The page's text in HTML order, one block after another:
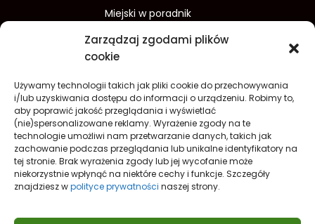
Zarządzaj zgodami plików
cookie
Używamy technologii takich jak pliki cookie do przechowywania
i/lub uzyskiwania dostępu do informacji o urządzeniu. Robimy to,
aby poprawić jakość przeglądania i wyświetlać
(nie)spersonalizowane reklamy. Wyrażenie zgody na te
technologie umożliwi nam przetwarzanie danych, takich jak
zachowanie podczas przeglądania lub unikalne identyfikatory na
tej stronie. Brak wyrażenia zgody lub jej wycofanie może
niekorzystnie wpłynąć na niektóre cechy i funkcje. Szczegóły
znajdziesz wpolityce prywatności naszej strony.
Miejski w poradnik
Wydarzenia w Koszalinie
Sport w Koszalinie
Finanse i inwestycje
Dom i ogród
Turystyka
Lifestyle
O nas
Redakcja
Reklama
Kontakt
Prywatność
Polityka prywatności Cookies (EU)